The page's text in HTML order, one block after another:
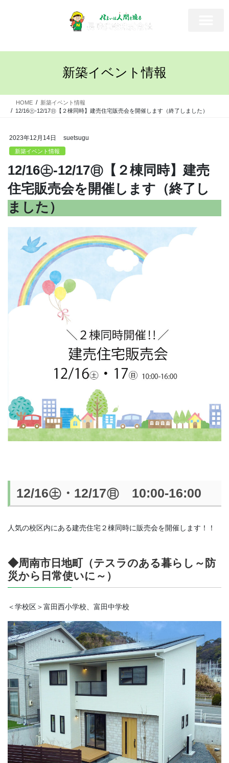
新築イベント情報
HOME
新築イベント情報
12/16㊏-12/17㊐【２棟同時】建売住宅販売会を開催します（終了しました）
2023年12月14日 suetsugu
新築イベント情報
12/16㊏-12/17㊐【２棟同時】建売
住宅販売会を開催します（終了し
ました）
12/16㊏・12/17㊐ 10:00-16:00
人気の校区内にある建売住宅２棟同時に販売会を開催します！！
◆周南市日地町（テスラのある暮らし～防
災から日常使いに～）
＜学校区＞富田西小学校、富田中学校